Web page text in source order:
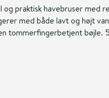
og praktisk havebruser med
med både lavt og højt
tommerfingerbetjent bøjle.